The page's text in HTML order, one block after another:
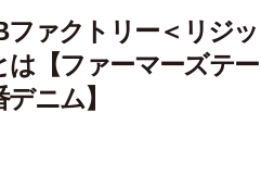
ァクトリー＜リジッ
は【ファーマーズテー
ニム】